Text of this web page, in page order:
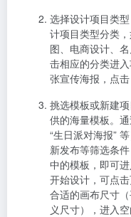
选择设计项目类型
计项目类型分类
图、电商设计、
击相应的分类进
张宣传海报，点击
挑选模板或新建项
供的海量模板。
“生日派对海报”
新发布等筛选条
中的模板，即可
开始设计，可点
合适的画布尺寸
义尺寸），进入